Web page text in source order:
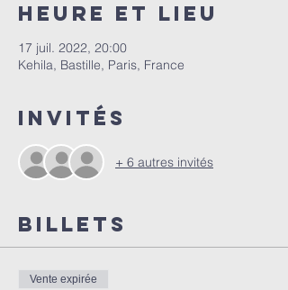
Heure et lieu
17 juil. 2022, 20:00
Kehila, Bastille, Paris, France
Invités
+ 6 autres invités
Billets
Vente expirée